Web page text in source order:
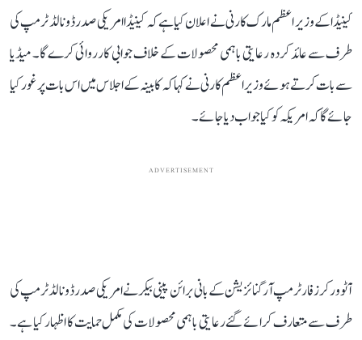
کینیڈا کے وزیر اعظم مارک کارنی نے اعلان کیا ہے کہ کینیڈا امریکی صدر ڈونالڈ ٹرمپ کی
طرف سے عائد کردہ رعایتی باہمی محصولات کے خلاف جوابی کارروائی کرے گا۔ میڈیا
سے بات کرتے ہوئے وزیر اعظم کارنی نے کہا کہ کابینہ کے اجلاس میں اس بات پر غور کیا
جائے گا کہ امریکہ کو کیا جواب دیا جائے۔
ADVERTISEMENT
آٹو ورکرز فار ٹرمپ آرگنائزیشن کے بانی برائن پینی بیکر نے امریکی صدر ڈونالڈ ٹرمپ کی
طرف سے متعارف کرائے گئے رعایتی باہمی محصولات کی مکمل حمایت کا اظہار کیا ہے۔